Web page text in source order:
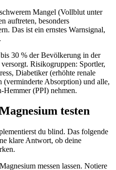
Mangel (Vollblut unter
auftreten, besonders
Das ist ein ernstes Warnsignal,
30 % der Bevölkerung in der
Risikogruppen: Sportler,
Diabetiker (erhöhte renale
(verminderte Absorption) und alle,
Hemmer (PPI) nehmen.
testen
du blind. Das folgende
klare Antwort, ob deine
messen lassen. Notiere